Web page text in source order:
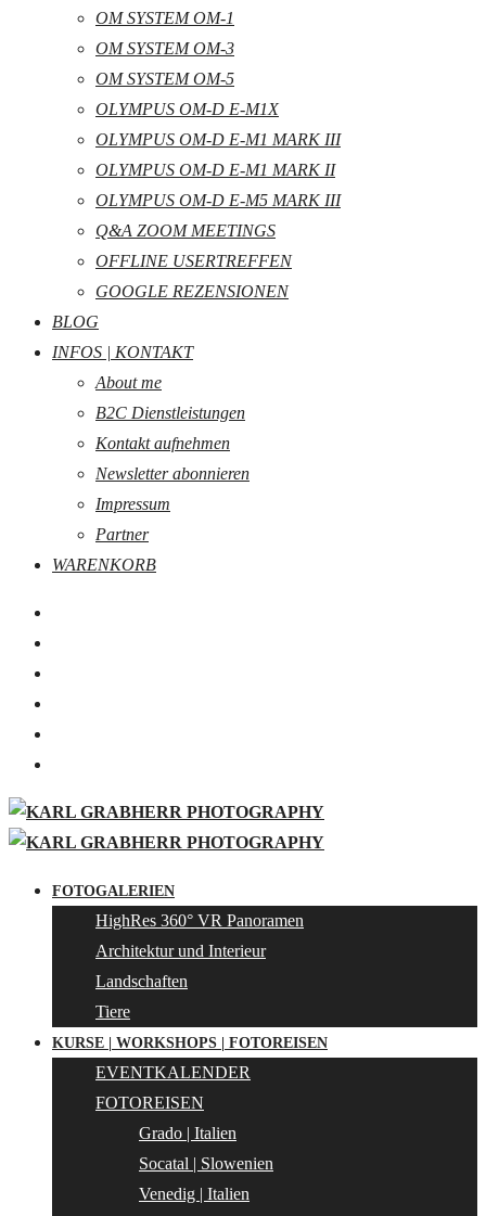
OM SYSTEM OM-1
OM SYSTEM OM-3
OM SYSTEM OM-5
OLYMPUS OM-D E-M1X
OLYMPUS OM-D E-M1 MARK III
OLYMPUS OM-D E-M1 MARK II
OLYMPUS OM-D E-M5 MARK III
Q&A ZOOM MEETINGS
OFFLINE USERTREFFEN
GOOGLE REZENSIONEN
BLOG
INFOS | KONTAKT
About me
B2C Dienstleistungen
Kontakt aufnehmen
Newsletter abonnieren
Impressum
Partner
WARENKORB
FOTOGALERIEN
HighRes 360° VR Panoramen
Architektur und Interieur
Landschaften
Tiere
KURSE | WORKSHOPS | FOTOREISEN
EVENTKALENDER
FOTOREISEN
Grado | Italien
Socatal | Slowenien
Venedig | Italien